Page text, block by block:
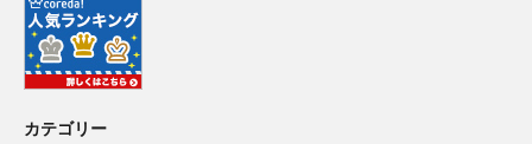
カテゴリー